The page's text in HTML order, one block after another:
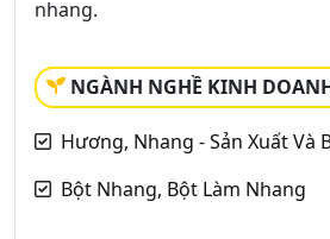
nhang.
NGÀNH NGHỀ KINH
Hương, Nhang - Sản Xuất Và
Bột Nhang, Bột Làm Nhang